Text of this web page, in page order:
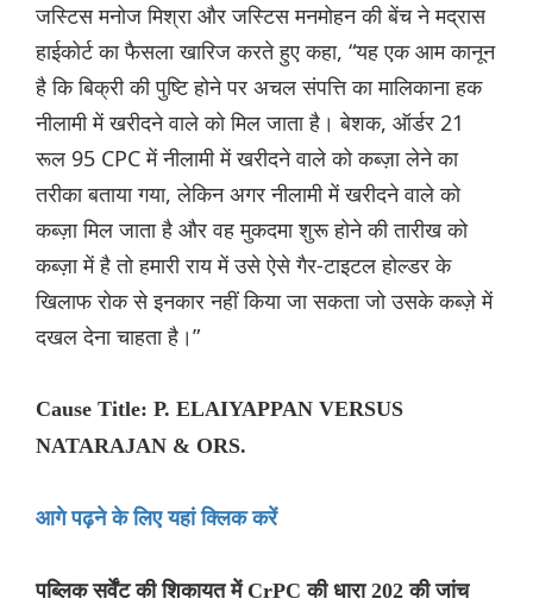
जस्टिस मनोज मिश्रा और जस्टिस मनमोहन की बेंच ने मद्रास
हाईकोर्ट का फैसला खारिज करते हुए कहा, “यह एक आम कानून
है कि बिक्री की पुष्टि होने पर अचल संपत्ति का मालिकाना हक
नीलामी में खरीदने वाले को मिल जाता है। बेशक, ऑर्डर 21
रूल 95 CPC में नीलामी में खरीदने वाले को कब्ज़ा लेने का
तरीका बताया गया, लेकिन अगर नीलामी में खरीदने वाले को
कब्ज़ा मिल जाता है और वह मुकदमा शुरू होने की तारीख को
कब्ज़ा में है तो हमारी राय में उसे ऐसे गैर-टाइटल होल्डर के
खिलाफ रोक से इनकार नहीं किया जा सकता जो उसके कब्ज़े में
दखल देना चाहता है।”
Cause Title: P. ELAIYAPPAN VERSUS
NATARAJAN & ORS.
आगे पढ़ने के लिए यहां क्लिक करें
पब्लिक सर्वेंट की शिकायत में CrPC की धारा 202 की जांच